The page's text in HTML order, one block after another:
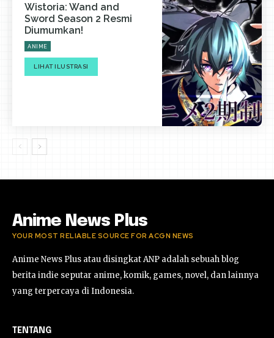
Wistoria: Wand and
Sword Season 2 Resmi
Diumumkan!
ANIME
LIHAT ILUSTRASI
Anime News Plus
YOUR MOST RELIABLE SOURCE FOR ACGN NEWS
Anime News Plus atau disingkat ANP adalah sebuah blog
berita indie seputar anime, komik, games, novel, dan lainnya
yang terpercaya di Indonesia.
TENTANG